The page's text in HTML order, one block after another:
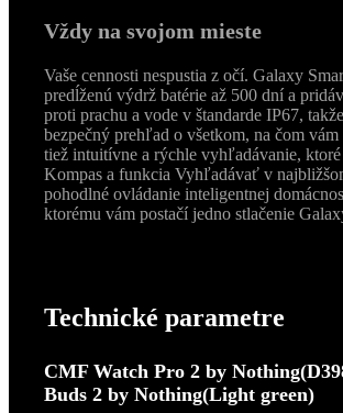
Vždy na svojom mieste
Vaše cennosti nespustia z očí. Galaxy
predĺženú výdrž batérie až 500 dní a
proti prachu a vode v štandarde IP67,
bezpečný prehľad o všetkom, na čom
tiež intuitívne a rýchle vyhľadávanie,
Kompas a funkcia Vyhľadávať v
pohodlné ovládanie inteligentnej
ktorému vám postačí jedno stlačenie
Technické parametre
CMF Watch Pro 2 by
Buds 2 by Nothing(Light green)